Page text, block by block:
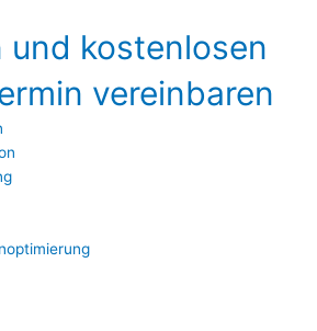
und kostenlosen
vereinbaren